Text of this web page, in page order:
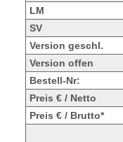
LM
SV
Version geschl.
Version offen
Bestell-Nr:
Preis € / Netto
Preis € / Brutto*